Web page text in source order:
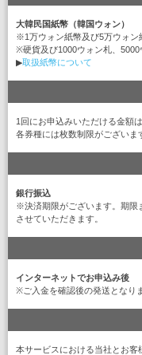
大韓民国紙幣（韓国ウォン）
※1万ウォン紙幣及び5万ウォン
※硬貨及び1000ウォン札、5000
▶取扱紙幣について
1回にお申込みいただける金額
各券種には枚数制限がございま
銀行振込
※決済期限がございます。期限
させていただきます。
インターネットでお申込み後
※ご入金を確認後の発送となり
本サービスにおける当社とお客